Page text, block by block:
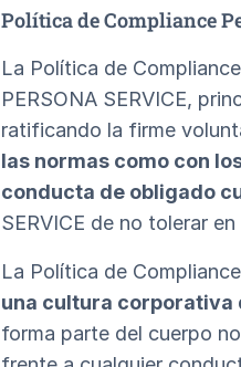
Política de Compliance
La Política de
PERSONA SERVICE,
ratificando la firme
las normas como con
conducta de obligado
SERVICE de no tolerar
La Política de
una cultura corporativa
forma parte del cuerpo